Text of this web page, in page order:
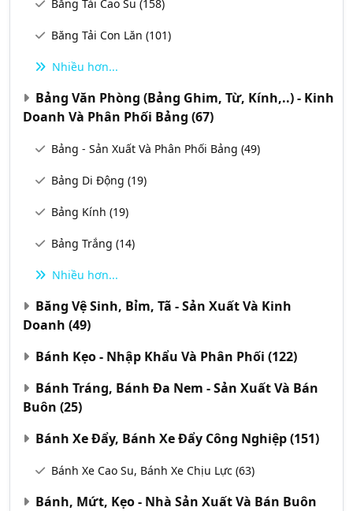
Băng Tải Cao Su (158)
Băng Tải Con Lăn (101)
Nhiều hơn...
Bảng Văn Phòng (Bảng Ghim, Từ, Kính,..) - Kinh
Doanh Và Phân Phối Bảng (67)
Bảng - Sản Xuất Và Phân Phối Bảng (49)
Bảng Di Động (19)
Bảng Kính (19)
Bảng Trắng (14)
Nhiều hơn...
Băng Vệ Sinh, Bỉm, Tã - Sản Xuất Và Kinh
Doanh (49)
Bánh Kẹo - Nhập Khẩu Và Phân Phối (122)
Bánh Tráng, Bánh Đa Nem - Sản Xuất Và Bán
Buôn (25)
Bánh Xe Đẩy, Bánh Xe Đẩy Công Nghiệp(151)
Bánh Xe Cao Su, Bánh Xe Chịu Lực (63)
Bánh, Mứt, Kẹo - Nhà Sản Xuất Và Bán Buôn